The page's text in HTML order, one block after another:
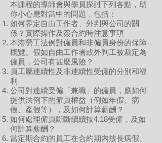
​本課程的導師會與學員探討下列各點，助
你小心應對當中的問題，包括：
如何界定自由工作者、外判與公司的關
係？實際操作及簽合約時注意事項
本港勞工法例對僱員和非僱員身份的保障--
概覽。假如自由工作者或外判工被裁定為
僱員，公司有甚麼風險？
員工屬連續性及非連續性受僱的分別和福
利
公司對連續受僱「兼職」的僱員，應如何
提供法例下的僱員權益（例如年假、病
假、產假等），及如何計算薪酬？
如何處理僱員斷斷續續按4.18受僱，及如
何計算薪酬？
當定期合約的員工在合約期內放長病假、